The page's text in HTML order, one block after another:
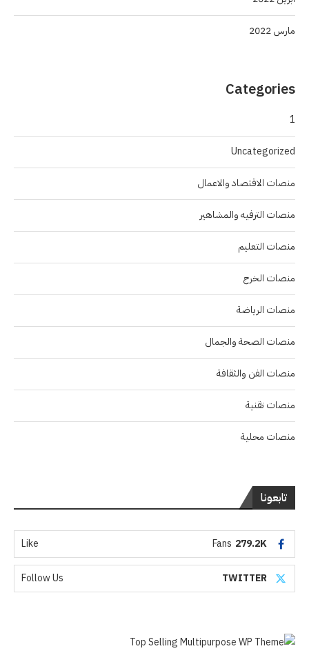
مارس 2022
Categories
1
Uncategorized
منصات الاقتصاد والاعمال
منصات الترفيه والمشاهير
منصات التعليم
منصات الخرج
منصات الرياضة
منصات الصحة والجمال
منصات الفن والثقافة
منصات تقنية
منصات محلية
تابعونا
279.2K
Fans
Like
TWITTER
Follow Us